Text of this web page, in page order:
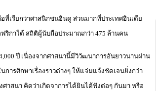
เรียกว่าศาสนิกชนฮินดู ส่วนมากที่ประเทศอินเดีย
ริกาใต้ สถิติผู้นับถือประมาณกว่า 475 ล้านคน
ปี เนื่องจากศาสนานี้มีวิวัฒนาการอันยาวนานผ่าน
ารศึกษาเรื่องราวต่างๆ ให้แจ่มแจ้งชัดเจนยิ่งกว่า
าสนา คิดว่าเกิดจาการได้ยินได้ฟังต่อๆ กันมา หรือ